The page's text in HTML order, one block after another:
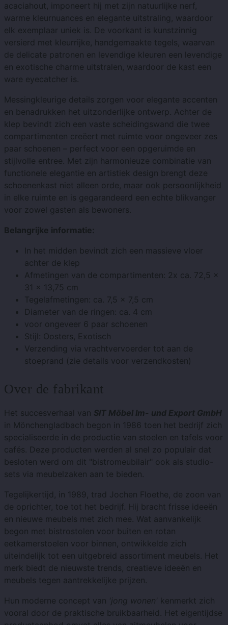
acaciahout, imponeert hij met zijn natuurlijke nerf,
warme kleurnuances en elegante uitstraling, waardoor
elk exemplaar uniek is. De voorkant is kunstzinnig
versierd met kleurrijke, handgemaakte tegels, waarvan
de delicate patronen en levendige kleuren een levendige
en exotische charme uitstralen, waardoor de kast een
ware eyecatcher is.
Messingkleurige details zorgen voor elegante accenten
en benadrukken het uitzonderlijke ontwerp. Achter de
klep bevindt zich een vaste scheidingswand die twee
compartimenten creëert met ruimte voor ongeveer zes
paar schoenen – perfect voor een opgeruimde en
stijlvolle entree. Met zijn harmonieuze combinatie van
functionele elegantie en artistiek design brengt deze
schoenenkast niet alleen orde, maar ook persoonlijkheid
in elke ruimte en is gegarandeerd een echte blikvanger
voor zowel gasten als bewoners.
Belangrijke informatie:
In het midden bevindt zich een massieve vloer
achter de klep
Afmetingen van de compartimenten: 2x ca. 72,5 x
31 x 13,75 cm
Tegelafmetingen: ca. 7,5 x 7,5 cm
Diameter van de ringen: ca. 4 cm
voor ongeveer 6 paar schoenen
Stijl: Oosters, Exotisch
Verzending via vrachtvervoerder tot aan de
stoeprand (zie details voor verzendkosten)
Over de fabrikant
Het succesverhaal van SIT Möbel Im- und Export GmbH
in Mönchengladbach begon in 1986 toen het bedrijf zich
specialiseerde in de productie van stoelen en tafels voor
cafés. Deze producten werden al snel zo populair dat
besloten werd om dit "bistromeubilair" ook als studio-
sets via meubelzaken aan te bieden.
Tegelijkertijd, in 1989, trad Jochen Floethe, de zoon van
de oprichter, toe tot het bedrijf. Hij bracht frisse ideeën
en nieuwe meubels met zich mee. Wat aanvankelijk
begon met bistrostolen voor buiten en rotan
eetkamerstoelen voor binnen, ontwikkelde zich
uiteindelijk tot een uitgebreid assortiment meubels. Het
merk biedt de nieuwste trends, creatieve ideeën en
meubels tegen aantrekkelijke prijzen.
Hun moderne concept van 'jong wonen' kenmerkt zich
vooral door de praktische bruikbaarheid. Het eigentijdse